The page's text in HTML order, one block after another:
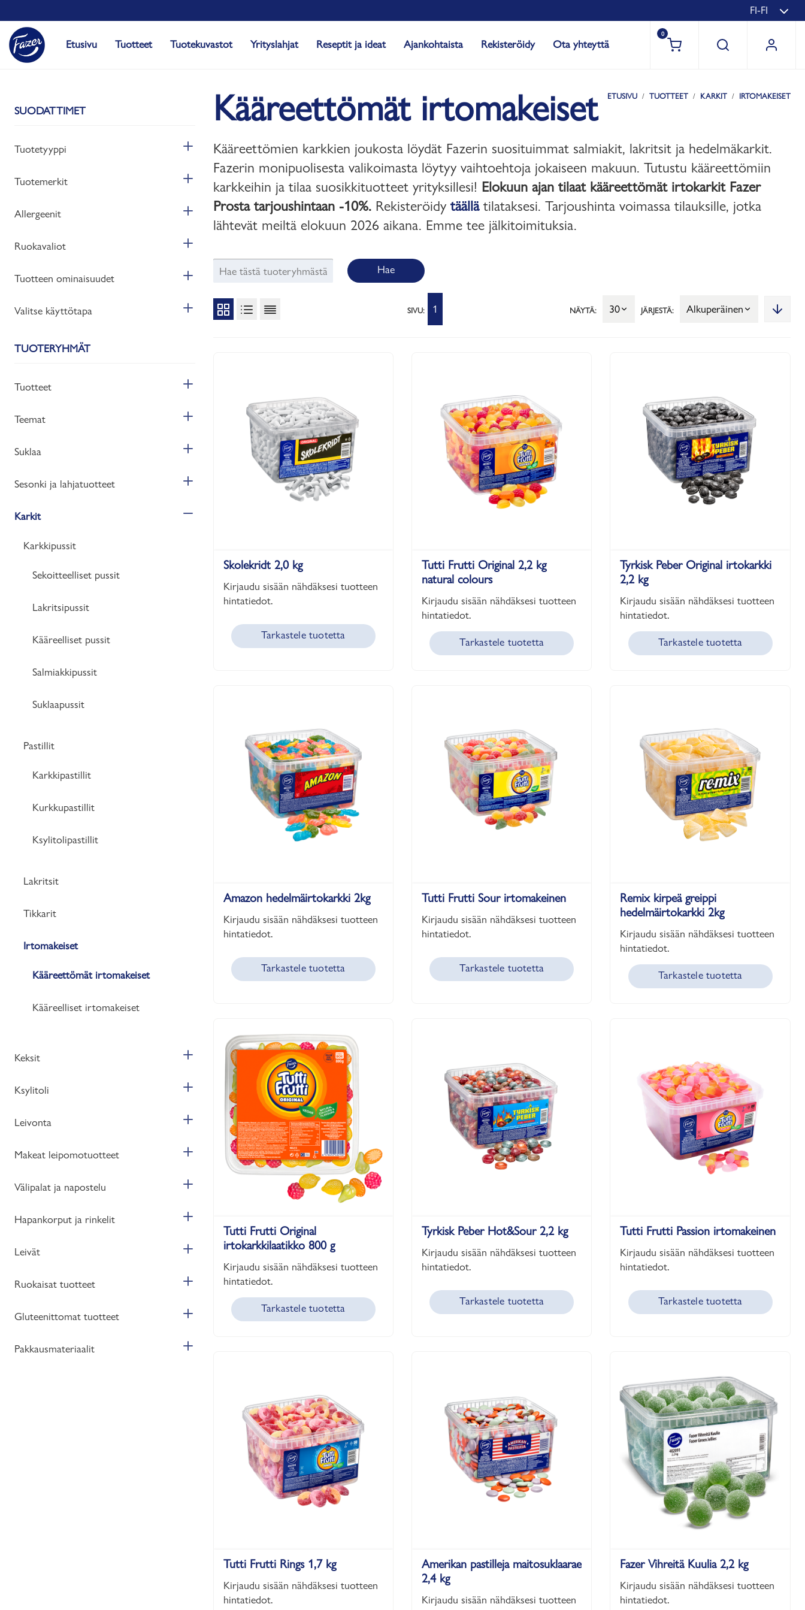
FI-FI
Etusivu Tuotteet Tuotekuvastot Yrityslahjat Reseptit ja ideat Ajankohtaista Rekisteröidy Ota yhteyttä
0
SUODATTIMET
Tuotetyyppi
Tuotemerkit
Allergeenit
Ruokavaliot
Tuotteen ominaisuudet
Valitse käyttötapa
TUOTERYHMÄT
Tuotteet
Teemat
Suklaa
Sesonki ja lahjatuotteet
Karkit
Karkkipussit
Sekoitteelliset pussit
Lakritsipussit
Kääreelliset pussit
Salmiakkipussit
Suklaapussit
Pastillit
Karkkipastillit
Kurkkupastillit
Ksylitolipastillit
Lakritsit
Tikkarit
Irtomakeiset
Kääreettömät irtomakeiset
Kääreelliset irtomakeiset
Keksit
Ksylitoli
Leivonta
Makeat leipomotuotteet
Välipalat ja napostelu
Hapankorput ja rinkelit
Leivät
Ruokaisat tuotteet
Gluteenittomat tuotteet
Pakkausmateriaalit
ETUSIVU TUOTTEET KARKIT IRTOMAKEISET
Kääreettömät irtomakeiset
Kääreettömien karkkien joukosta löydät Fazerin suosituimmat salmiakit, lakritsit ja hedelmäkarkit.
Fazerin monipuolisesta valikoimasta löytyy vaihtoehtoja jokaiseen makuun. Tutustu kääreettömiin
karkkeihin ja tilaa suosikkituotteet yrityksillesi! Elokuun ajan tilaat kääreettömät irtokarkit Fazer
Prosta tarjoushintaan -10%.Rekisteröidy täällätilataksesi. Tarjoushinta voimassa tilauksille, jotka
lähtevät meiltä elokuun 2026 aikana. Emme tee jälkitoimituksia.
Hae
SIVU: 1 NÄYTÄ: 30 JÄRJESTÄ: Alkuperäinen
Skolekridt 2,0 kg
Kirjaudu sisään nähdäksesi tuotteen
hintatiedot.
Tarkastele tuotetta
Tutti Frutti Original 2,2 kg
natural colours
Kirjaudu sisään nähdäksesi tuotteen
hintatiedot.
Tarkastele tuotetta
Tyrkisk Peber Original irtokarkki
2,2 kg
Kirjaudu sisään nähdäksesi tuotteen
hintatiedot.
Tarkastele tuotetta
Amazon hedelmäirtokarkki 2kg
Kirjaudu sisään nähdäksesi tuotteen
hintatiedot.
Tarkastele tuotetta
Tutti Frutti Sour irtomakeinen
Kirjaudu sisään nähdäksesi tuotteen
hintatiedot.
Tarkastele tuotetta
Remix kirpeä greippi
hedelmäirtokarkki 2kg
Kirjaudu sisään nähdäksesi tuotteen
hintatiedot.
Tarkastele tuotetta
Tutti Frutti Original
irtokarkkilaatikko 800 g
Kirjaudu sisään nähdäksesi tuotteen
hintatiedot.
Tarkastele tuotetta
Tyrkisk Peber Hot&Sour 2,2 kg
Kirjaudu sisään nähdäksesi tuotteen
hintatiedot.
Tarkastele tuotetta
Tutti Frutti Passion irtomakeinen
Kirjaudu sisään nähdäksesi tuotteen
hintatiedot.
Tarkastele tuotetta
Tutti Frutti Rings 1,7 kg
Kirjaudu sisään nähdäksesi tuotteen
hintatiedot.
Amerikan pastilleja maitosuklaarae
2,4 kg
Kirjaudu sisään nähdäksesi tuotteen
Fazer Vihreitä Kuulia 2,2 kg
Kirjaudu sisään nähdäksesi tuotteen
hintatiedot.